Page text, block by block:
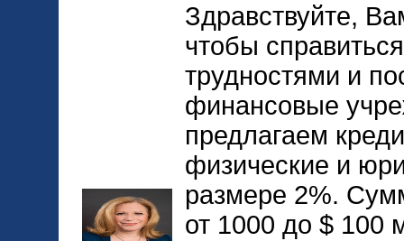
Здравствуйте,
чтобы
трудностями и
финансовые
предлагаем
физические и
размере 2%.
от 1000 до $ 100